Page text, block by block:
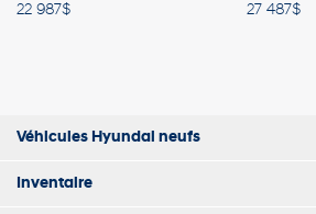
22 987$
27 487$
Véhicules Hyundai neufs
Inventaire